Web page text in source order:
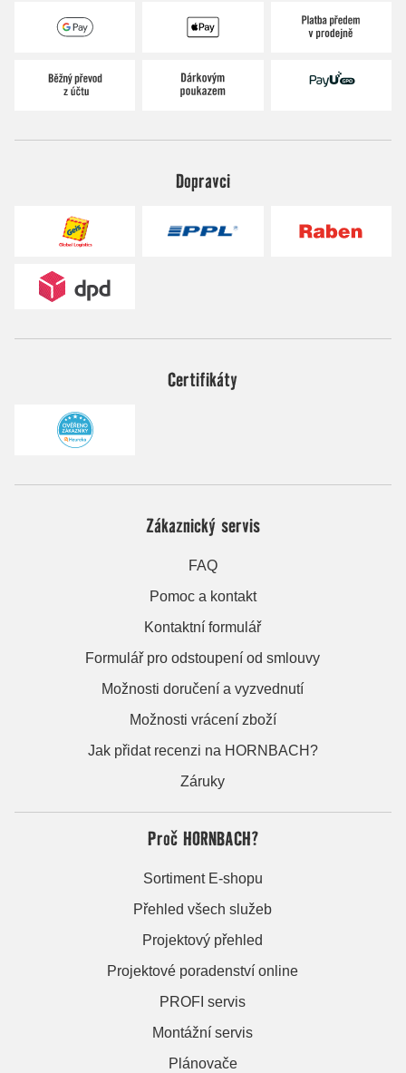
Dopravci
Certifikáty
Zákaznický servis
FAQ
Pomoc a kontakt
Kontaktní formulář
Formulář pro odstoupení od smlouvy
Možnosti doručení a vyzvednutí
Možnosti vrácení zboží
Jak přidat recenzi na HORNBACH?
Záruky
Proč HORNBACH?
Sortiment E-shopu
Přehled všech služeb
Projektový přehled
Projektové poradenství online
PROFI servis
Montážní servis
Plánovače